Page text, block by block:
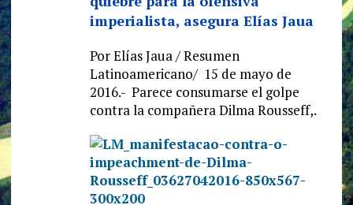
imperialista, asegura Elías Jaua
Por Elías Jaua / Resumen
Latinoamericano/ 15 de mayo de
2016.- Parece consumarse el golpe
contra la compañera Dilma Rousseff,.